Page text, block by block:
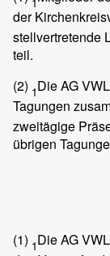
der
stellvertretende
teil.
(2) 1Die AG
Tagungen
zweitägige
übrigen
(1) 1Die AG